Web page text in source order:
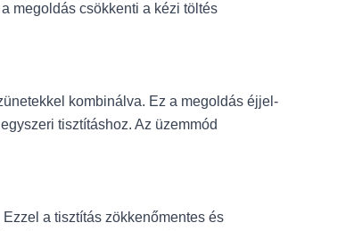
megoldás csökkenti a kézi töltés
kombinálva. Ez a megoldás éjjel-
tisztításhoz. Az üzemmód
a tisztítás zökkenőmentes és